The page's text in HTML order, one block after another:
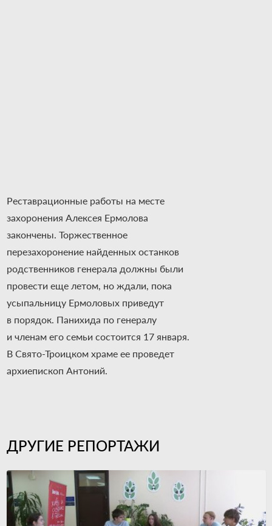
Реставрационные работы на месте
захоронения Алексея Ермолова
закончены. Торжественное
перезахоронение найденных останков
родственников генерала должны были
провести еще летом, но ждали, пока
усыпальницу Ермоловых приведут
в порядок. Панихида по генералу
и членам его семьи состоится 17 января.
В Свято-Троицком храме ее проведет
архиепископ Антоний.
ДРУГИЕ РЕПОРТАЖИ